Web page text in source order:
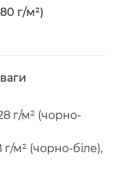
г/м²)
г/м² (чорно-
м² (чорно-біле),